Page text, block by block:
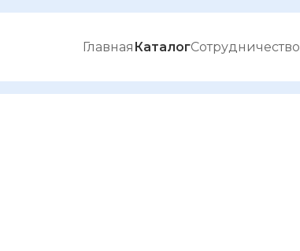
Главная КаталогСотрудничество